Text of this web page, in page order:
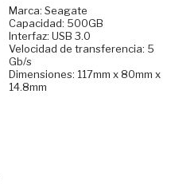
Marca: Seagate
Capacidad: 500GB
Interfaz: USB 3.0
Velocidad de transferencia: 5
Gb/s
Dimensiones: 117mm x 80mm x
14.8mm